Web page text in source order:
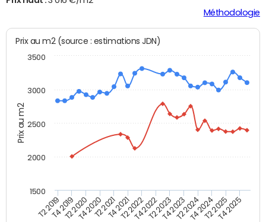
Méthodologie
Prix au m2
Prix au m2 (source : estimations JDN)
T2 2019T4 2019T2 2020T4 2020T2 2021T4 2021T2 2022T4 2022T2 2023T4 2023T2 2024T4 2024T2 2025T4 2025
1500
2000
2500
3000
3500